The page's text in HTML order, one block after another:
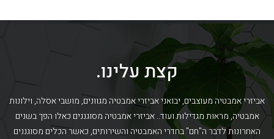
קצת עלינו.
אביזרי אמבטיה מעוצבים, יבואני אביזרי אמבטיה מגוונים, מושבי אסלה, וילונות
אמבטיה, מראות מגדילות ועוד.. אביזרי אמבטיה מסוגננים כאלו הפך בשנים
האחרונות לדבר ה"חם" בחדרי האמבטיה והשירותים, כאשר הכלים מסוגננים